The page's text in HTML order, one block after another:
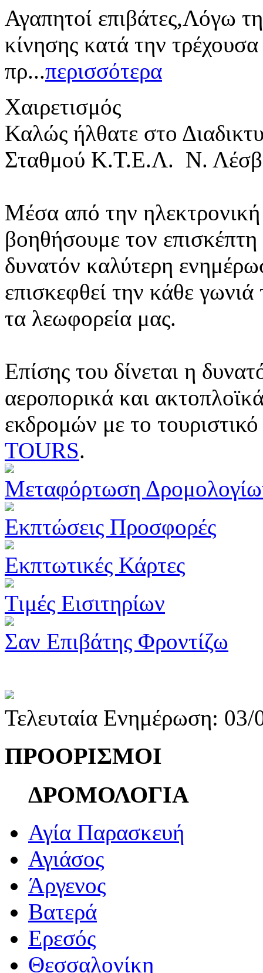
Αγαπητοί επιβάτες,Λόγω
κίνησης κατά την
πρ...περισσότερα
Χαιρετισμός
Καλώς ήλθατε στο
Σταθμού Κ.Τ.Ε.Λ. Ν.
Μέσα από την ηλεκτρονική
βοηθήσουμε τον
δυνατόν καλύτερη
επισκεφθεί την κάθε
τα λεωφορεία μας.
Επίσης του δίνεται η
αεροπορικά και
εκδρομών με το
TOURS.
Μεταφόρτωση
Εκπτώσεις Προσφορές
Εκπτωτικές Κάρτες
Τιμές Εισιτηρίων
Σαν Επιβάτης Φροντίζω
Τελευταία Ενημέρωση:
ΠΡΟΟΡΙΣΜΟΙ
ΔΡΟΜΟΛΟΓΙΑ
Αγία Παρασκευή
Αγιάσος
Άργενος
Βατερά
Ερεσός
Θεσσαλονίκη